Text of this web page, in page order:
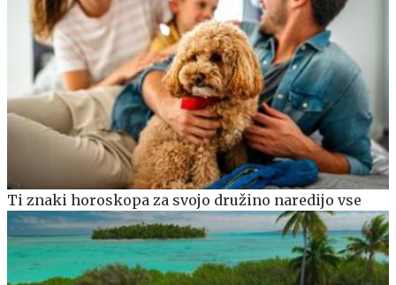
Ti znaki horoskopa za svojo družino naredijo vse